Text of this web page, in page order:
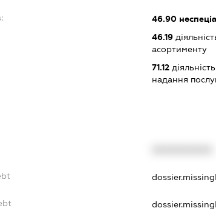
46.90
46.19
асортименту
71.12
надання